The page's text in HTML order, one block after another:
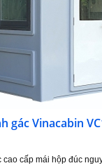
gác Vinacabin
cao cấp mái hộp đúc